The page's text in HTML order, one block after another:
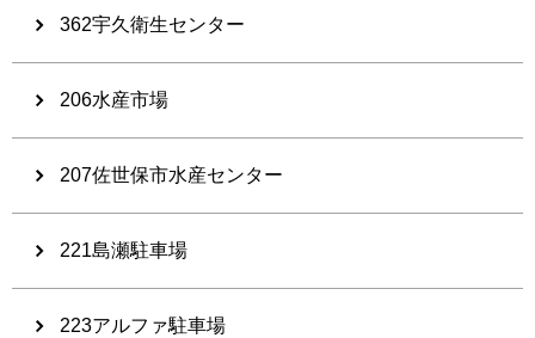
362宇久衛生センター
206水産市場
207佐世保市水産センター
221島瀬駐車場
223アルファ駐車場